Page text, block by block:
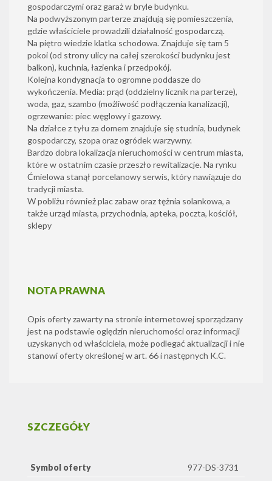
gospodarczymi oraz garaż w bryle budynku.
Na podwyższonym parterze znajdują się pomieszczenia,
gdzie właściciele prowadzili działalność gospodarczą.
Na piętro wiedzie klatka schodowa. Znajduje się tam 5
pokoi (od strony ulicy na całej szerokości budynku jest
balkon), kuchnia, łazienka i przedpokój.
Kolejna kondygnacja to ogromne poddasze do
wykończenia. Media: prąd (oddzielny licznik na parterze),
woda, gaz, szambo (możliwość podłączenia kanalizacji),
ogrzewanie: piec węglowy i gazowy.
Na działce z tyłu za domem znajduje się studnia, budynek
gospodarczy, szopa oraz ogródek warzywny.
Bardzo dobra lokalizacja nieruchomości w centrum miasta,
które w ostatnim czasie przeszło rewitalizacje. Na rynku
Ćmielowa stanął porcelanowy serwis, który nawiązuje do
tradycji miasta.
W pobliżu również plac zabaw oraz tężnia solankowa, a
także urząd miasta, przychodnia, apteka, poczta, kościół,
sklepy
NOTA PRAWNA
Opis oferty zawarty na stronie internetowej sporządzany
jest na podstawie oględzin nieruchomości oraz informacji
uzyskanych od właściciela, może podlegać aktualizacji i nie
stanowi oferty określonej w art. 66 i następnych K.C.
SZCZEGÓŁY
Symbol oferty 977-DS-3731